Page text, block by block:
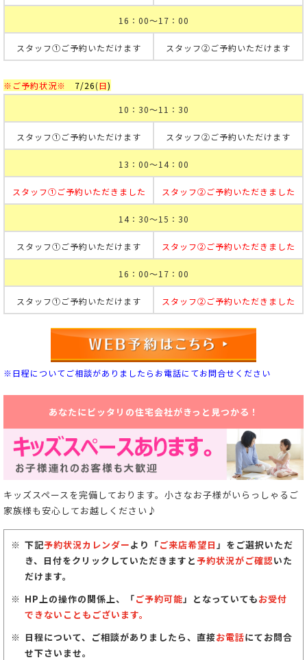
16：00～17：00
スタッフ①ご予約いただけます スタッフ②ご予約いただけます
※ご予約状況※ 7/26(日)
10：30～11：30
スタッフ①ご予約いただけます スタッフ②ご予約いただけます
13：00～14：00
スタッフ①ご予約いただきました スタッフ②ご予約いただきました
14：30～15：30
スタッフ①ご予約いただけます スタッフ②ご予約いただきました
16：00～17：00
スタッフ①ご予約いただけます スタッフ②ご予約いただきました
※日程についてご相談がありましたらお電話にてお問合せください
あなたにピッタリの住宅会社がきっと見つかる！
キッズスペースを完備しております。小さなお子様がいらっしゃるご
家族様も安心してお越しください♪
下記予約状況カレンダーより「ご来店希望日 」をご選択いただ
き、日付をクリックしていただきますと予約状況がご確認いた
だけます。
HP上の操作の関係上、「ご予約可能 」となっていてもお受付
できないこともございます。
日程について、ご相談がありましたら、直接お電話にてお問合
せ下さいませ。